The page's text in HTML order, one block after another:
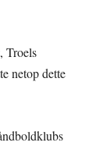
Troels
netop dette